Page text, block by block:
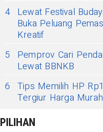
4 Lewat Festival
Buka Peluang
Kreatif
5
Pemprov Cari
Lewat BBNKB
6 Tips Memilih HP
Tergiur Harga Murah
PILIHAN